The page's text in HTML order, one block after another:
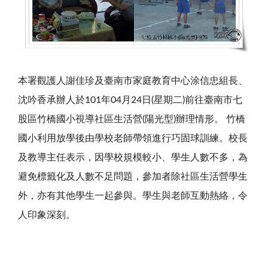
本署觀護人謝佳珍及臺南市家庭教育中心涂信忠組長、
沈吟香承辦人於101年04月24日(星期二)前往臺南市七
股區竹橋國小視導社區生活營(陽光型)辦理情形。 竹橋
國小利用放學後由學校老師帶領進行巧固球訓練。校長
及教導主任表示，因學校規模較小、學生人數不多，為
避免標籤化及人數不足問題，參加者除社區生活營學生
外，亦有其他學生一起參與。學生與老師互動熱絡，令
人印象深刻。